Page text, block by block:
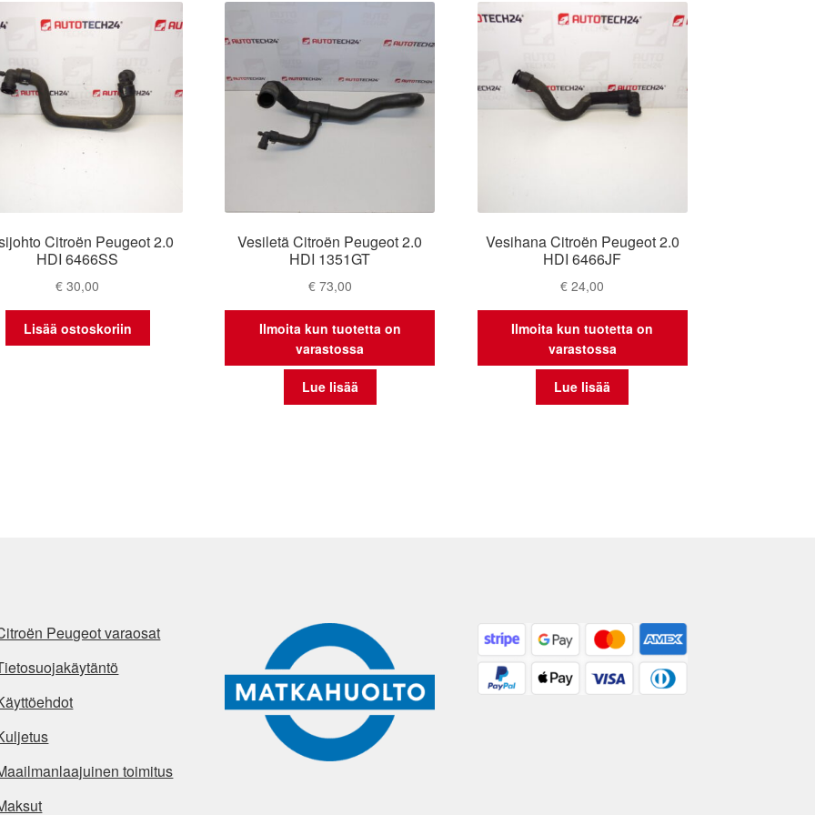
Citroën Peugeot 2.0
HDI 6466SS
€ 30,00
Lisää ostoskoriin
Vesiletä Citroën Peugeot 2.0
HDI 1351GT
€73,00
Ilmoita kun tuotetta on
varastossa
Lue lisää
Vesihana Citroën Peugeot 2.0
HDI 6466JF
€ 24,00
Ilmoita kun tuotetta on
varastossa
Lue lisää
Peugeot varaosat
toimitus